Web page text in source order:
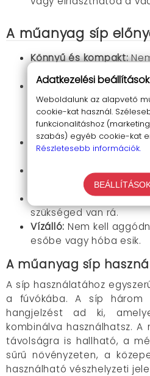
A műanyag síp
Könnyű és kompakt:
hátizsákodat, és
3 különböző
hangok különböző
pl. segítségkérésre,
vagy vadállatok
Egyszerűen használható:
Hosszú élettartamú:
így sokáig fogja
Kulcstartóval:Mindig
szükséged van rá.
Vízálló: Nem kell
esőbe vagy hóba esik.
A műanyag síp
A síp használatához
a fúvókába. A síp három
hangjelzést ad ki,
kombinálva használhatsz.
távolságra is hallható, a
sűrű növényzeten, a
használható vészhelyzeti
Adatkezelési beállítások
Weboldalunk az alapvető
cookie-kat használ.
funkcionalitáshoz
szabás) egyéb cookie-kat
Részletesebb információk.